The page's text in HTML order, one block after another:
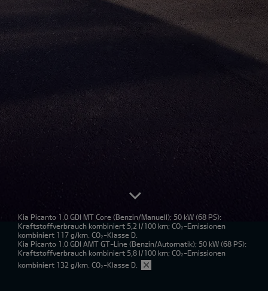
Kia Picanto 1.0 GDI MT Core (Benzin/Manuell); 50 kW (68 PS):
Kraftstoffverbrauch kombiniert 5,2 l/100 km; CO₂-Emissionen
kombiniert 117 g/km. CO₂-Klasse D.
Kia Picanto 1.0 GDI AMT GT-Line (Benzin/Automatik); 50 kW (68 PS):
Kraftstoffverbrauch kombiniert 5,8 l/100 km; CO₂-Emissionen
kombiniert 132 g/km. CO₂-Klasse D.